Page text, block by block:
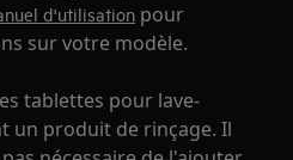
d'utilisation pour
sur votre modèle.
tablettes pour lave-
un produit de rinçage. Il